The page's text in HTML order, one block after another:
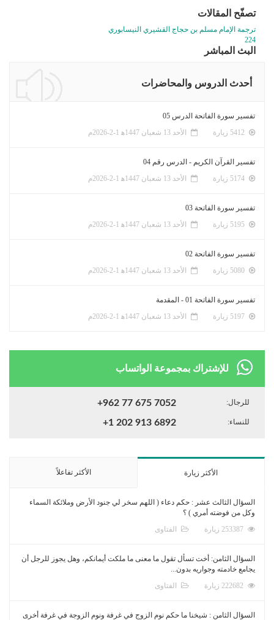
تصفّح المقالات
ترجمة الإمام مسلم بن حجاج القشيري النيسابوري
224
البث المباشر
أحدث الدروس والمحاضرات
تفسير سورة الفاتحة الدرس 05
الأحد 13 شعبان 1447ﻫ 1-2-2026م
تفسير القرآن الكريم - الدرس رقم 04
الأحد 13 شعبان 1447ﻫ 1-2-2026م
تفسير سورة الفاتحة 03
الأحد 13 شعبان 1447ﻫ 1-2-2026م
تفسير سورة الفاتحة 02
الأحد 13 شعبان 1447ﻫ 1-2-2026م
تفسير سورة الفاتحة 01 - المقدمة
الأحد 13 شعبان 1447ﻫ 1-2-2026م
للإشتراك بمجموعة الواتساب
للرجال: +962 77 675 7052
للنساء: +1 202 913 6892
الأكثر زيارة الأكثر تفاعلاً
السؤال الثالث عشر : حكم دعاء ( اللهم سخر لي جنود الأرض وملائكة السماء
وكل من فوضته أمري ) ؟
الفتاوى
السؤال الثامن: أخت تسأل تقول ما معنى ما ملكت أيمانكم، وهل يجوز للرجل أن
يجامع خادمته وجواريه بدون...
الفتاوى
السؤال الثامن : شيخنا ما حكم نوم الزوج في غرفة ونوم الزوجة في غرفة أخرى